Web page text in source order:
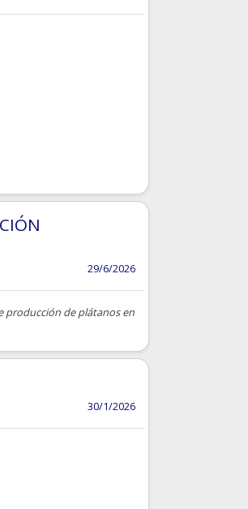
29/6/2026
producción de plátanos en
30/1/2026